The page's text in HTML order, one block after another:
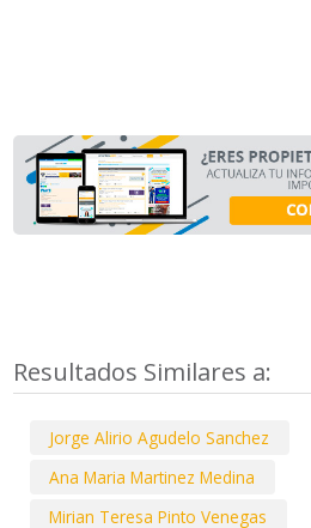
Resultados Similares a:
Jorge Alirio Agudelo Sanchez
Ana Maria Martinez Medina
Mirian Teresa Pinto Venegas